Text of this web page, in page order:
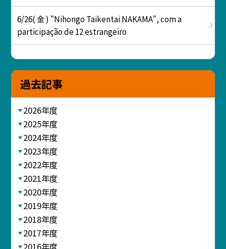
6/26( 金 ) "Nihongo Taikentai NAKAMA", com a
participação de 12 estrangeiro
過去記事
2026年度
2025年度
2024年度
2023年度
2022年度
2021年度
2020年度
2019年度
2018年度
2017年度
2016年度